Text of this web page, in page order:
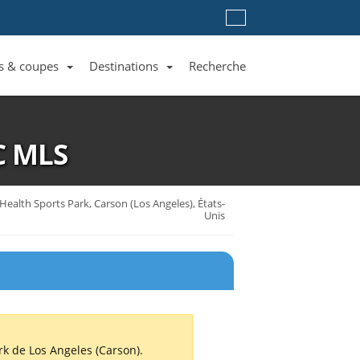
& coupes Destinations Recherche
MLS
Sports Park, Carson (Los Angeles), États-
Unis
de Los Angeles (Carson).